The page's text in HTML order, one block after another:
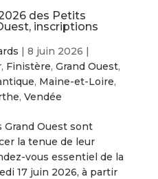
des Petits
inscriptions
| 8 juin 2026 |
, Finistère, Grand Ouest,
, Maine-et-Loire,
, Vendée
Ouest sont
la tenue de leur
vous essentiel de la
17 juin 2026, à partir